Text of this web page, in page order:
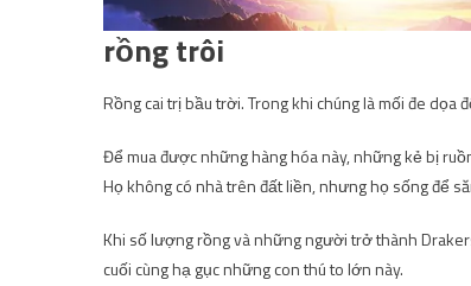
rồng trôi
Rồng cai trị bầu trời. Trong khi chúng là mối đe dọa
Để mua được những hàng hóa này, những kẻ bị
Họ không có nhà trên đất liền, nhưng họ sống để
Khi số lượng rồng và những người trở thành
cuối cùng hạ gục những con thú to lớn này.